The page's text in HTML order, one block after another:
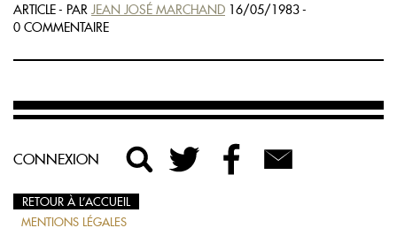
ARTICLE - PAR JEAN JOSÉ MARCHAND 16/05/1983 -
0 COMMENTAIRE
CONNEXION
RETOUR À L’ACCUEIL
MENTIONS LÉGALES